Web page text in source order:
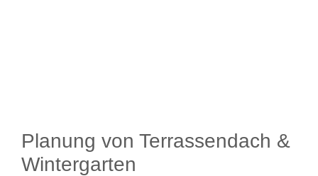
Planung von Terrassendach &
Wintergarten